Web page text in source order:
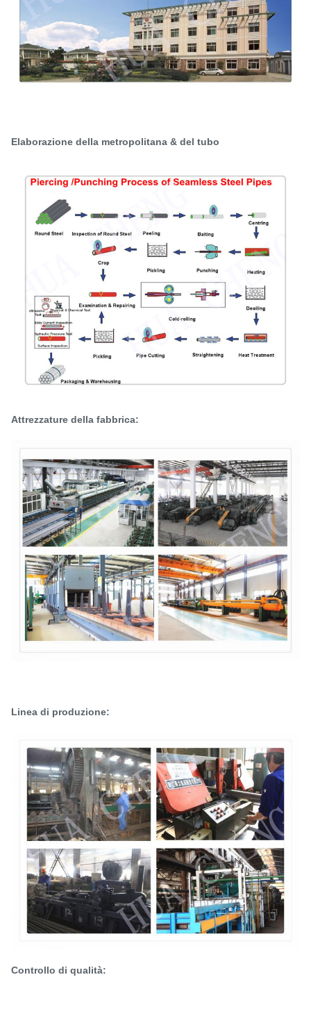
Elaborazione della metropolitana & del tubo
Attrezzature della fabbrica:
Linea di produzione:
Controllo di qualità: